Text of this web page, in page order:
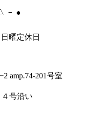
－ ●
曜定休日
amp.74-201号室
号沿い